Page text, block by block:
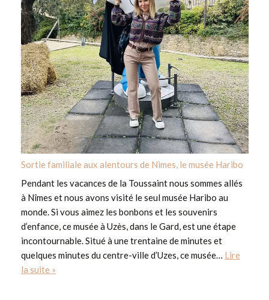
Sortie familiale aux alentours de Nimes, le musée Haribo
Pendant les vacances de la Toussaint nous sommes allés
à Nîmes et nous avons visité le seul musée Haribo au
monde. Si vous aimez les bonbons et les souvenirs
d’enfance, ce musée à Uzès, dans le Gard, est une étape
incontournable. Situé à une trentaine de minutes et
quelques minutes du centre-ville d’Uzes, ce musée… Lire
la suite »